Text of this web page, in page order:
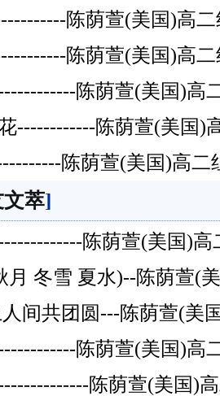
陈荫萱(美国)高
陈荫萱(美国)高
陈荫萱(美国)高
------------陈荫萱(美国)
陈荫萱(美国)高二
萃]
陈荫萱(美国)高
月 冬雪 夏水)--陈荫萱(
间共团圆---陈荫萱(美
陈荫萱(美国)高
陈荫萱(美国)